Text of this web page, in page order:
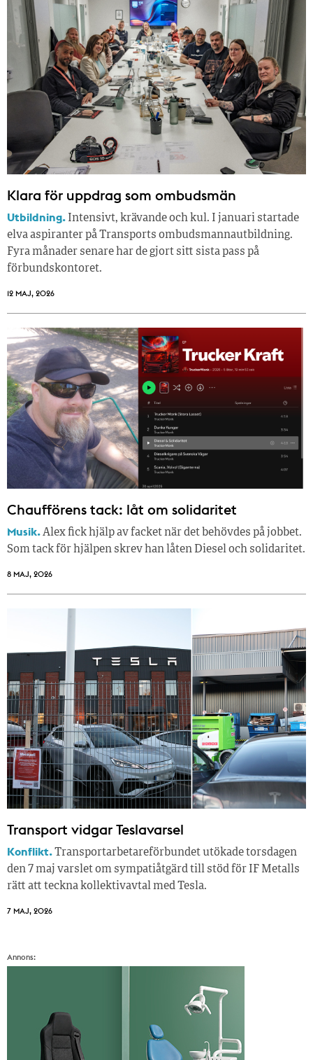
Klara för uppdrag som ombudsmän
Utbildning. Intensivt, krävande och kul. I januari startade
elva aspiranter på Transports ombudsmannautbildning.
Fyra månader senare har de gjort sitt sista pass på
förbundskontoret.
12 MAJ, 2026
Chaufförens tack: låt om solidaritet
Musik.Alex fick hjälp av facket när det behövdes på jobbet.
Som tack för hjälpen skrev han låten Diesel och solidaritet.
8 MAJ, 2026
Transport vidgar Teslavarsel
Konflikt.Transportarbetareförbundet utökade torsdagen
den 7 maj varslet om sympatiåtgärd till stöd för IF Metalls
rätt att teckna kollektivavtal med Tesla.
7 MAJ, 2026
Annons: